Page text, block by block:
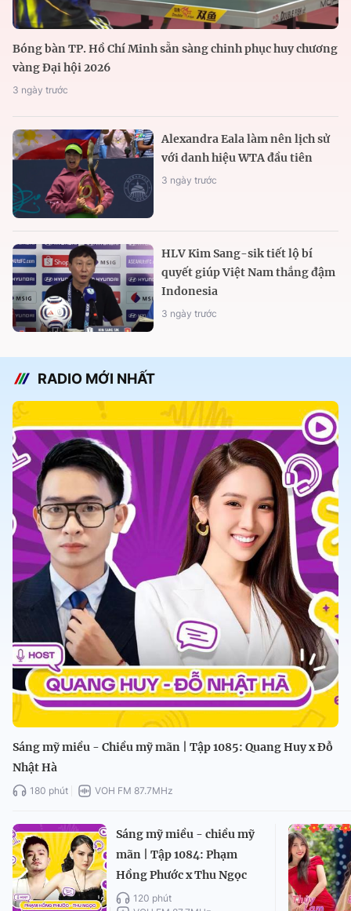
Bóng bàn TP. Hồ Chí Minh sẵn sàng chinh phục huy chương
vàng Đại hội 2026
3 ngày trước
Alexandra Eala làm nên lịch sử
với danh hiệu WTA đầu tiên
3 ngày trước
HLV Kim Sang-sik tiết lộ bí
quyết giúp Việt Nam thắng đậm
Indonesia
3 ngày trước
RADIO MỚI NHẤT
Sáng mỹ miều - Chiều mỹ mãn | Tập 1085: Quang Huy x Đỗ
Nhật Hà
180 phút VOH FM 87.7MHz
Sáng mỹ miều - chiều mỹ
mãn | Tập 1084: Phạm
Hồng Phước x Thu Ngọc
120 phút